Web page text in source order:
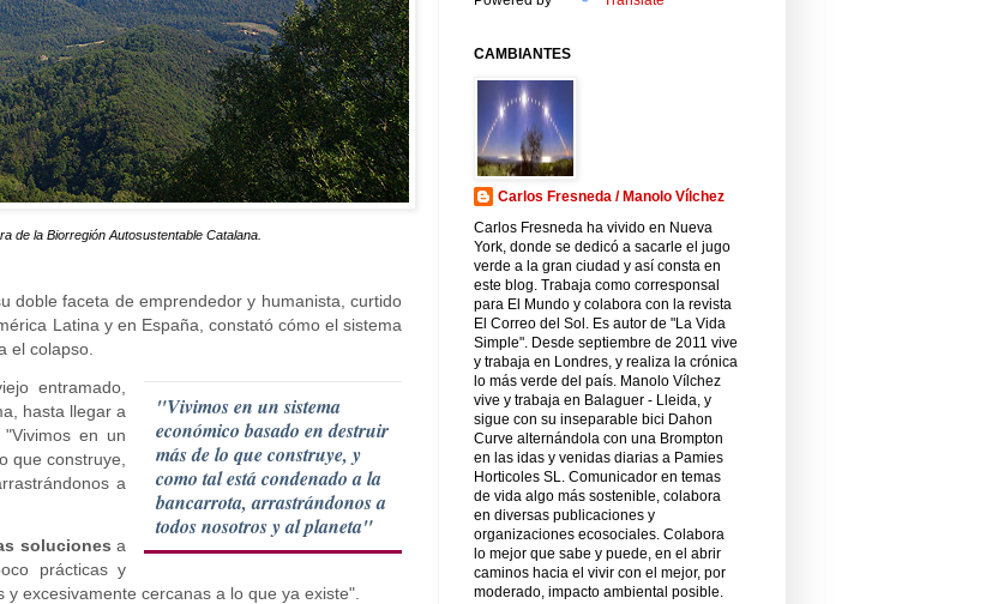
de la Biorregión Autosustentable Catalana.
doble faceta de emprendedor y humanista, curtido
Latina y en España, constató cómo el sistema
el colapso.
"Vivimos en un sistema
económico basado en destruir
más de lo que construye, y
como tal está condenado a la
bancarrota, arrastrándonos a
todos nosotros y al planeta"
entramado,
hasta llegar a
en un
que construye,
a
soluciones a
prácticas y
excesivamente cercanas a lo que ya existe".
CAMBIANTES
Carlos Fresneda / Manolo Vílchez
Carlos Fresneda ha vivido en Nueva
York, donde se dedicó a sacarle el jugo
verde a la gran ciudad y así consta en
este blog. Trabaja como corresponsal
para El Mundo y colabora con la revista
El Correo del Sol. Es autor de "La Vida
Simple". Desde septiembre de 2011 vive
y trabaja en Londres, y realiza la crónica
lo más verde del país. Manolo Vílchez
vive y trabaja en Balaguer - Lleida, y
sigue con su inseparable bici Dahon
Curve alternándola con una Brompton
en las idas y venidas diarias a Pamies
Horticoles SL. Comunicador en temas
de vida algo más sostenible, colabora
en diversas publicaciones y
organizaciones ecosociales. Colabora
lo mejor que sabe y puede, en el abrir
caminos hacia el vivir con el mejor, por
moderado, impacto ambiental posible.